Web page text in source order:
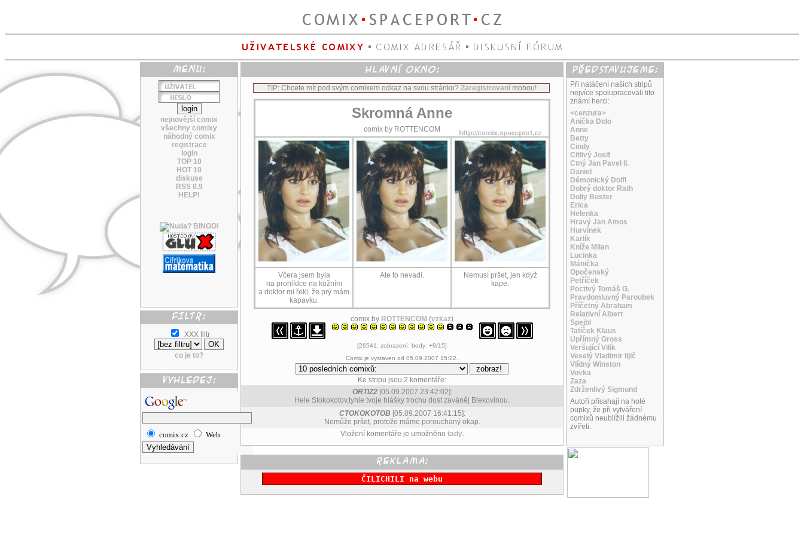
nejnovější comix
všechny comixy
náhodný comix
registrace
login
TOP 10
HOT 10
diskuse
RSS 0.9
HELP!
XXX filtr
co je to?
comix.cz Web
TIP: Chcete mít pod svým comixem odkaz na svou stránku? Zaregistrovanímohou!
Skromná Anne
comix by ROTTENCOM
Včera jsem byla
na prohlídce na kožním
a doktor mi řekl, že prý mám
kapavku.
Ale to nevadí.
Nemusí pršet, jen když
kape.
comix by ROTTENCOM (vzkaz)
[26541. zobrazení; body: +9/15]
Comix je vystaven od 05.09.2007 15:22.
Ke stripu jsou 2 komentáře:
ORTIZ2[05.09.2007 23:42:02]:
Hele Stokokotov,tyhle tvoje hlášky trochu dost zaváněj Blekovinou.
CTOKOKOTOB [05.09.2007 16:41:15]:
Nemůže pršet, protože máme porouchaný okap.
Vložení komentáře je umožněno tady.
ČILICHILI na webu
Při natáčení našich stripů
nejvíce spolupracovali tito
známí herci:
<cenzura>
Anička Dido
Anne
Betty
Cindy
Citlivý Josif
Ctný Jan Pavel II.
Daniel
Démonický Dolfi
Dobrý doktor Rath
Dolly Buster
Erica
Helenka
Hravý Jan Amos
Hurvínek
Karlík
Kníže Milan
Lucinka
Mánička
Opočenský
Petříček
Poctivý Tomáš G.
Pravdomluvný Paroubek
Příčetný Abraham
Relativní Albert
Spejbl
Tatíček Klaus
Upřímný Gross
Veršující Vilík
Veselý Vladimir Iljič
Vlídný Winston
Vovka
Zaza
Zdrženlivý Sigmund
Autoři přísahají na holé
pupky, že při vytváření
comixů neublížili žádnému
zvířeti.